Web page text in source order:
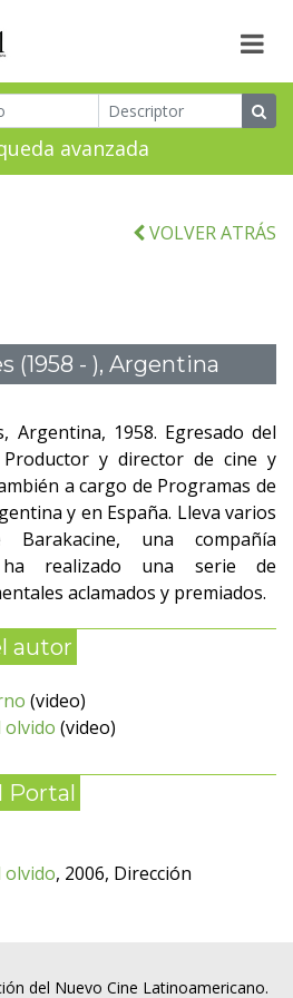
avanzada
VOLVER ATRÁS
(1958 - ), Argentina
Argentina, 1958. Egresado del
Productor y director de cine y
a cargo de Programas de
y en España. Lleva varios
una compañía
ha realizado una serie de
aclamados y premiados.
autor
(video)
olvido (video)
Portal
olvido, 2006, Dirección
del Nuevo Cine Latinoamericano.